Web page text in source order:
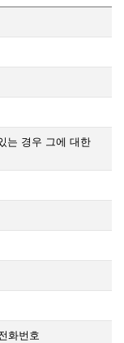
는 경우 그에 대한
화번호